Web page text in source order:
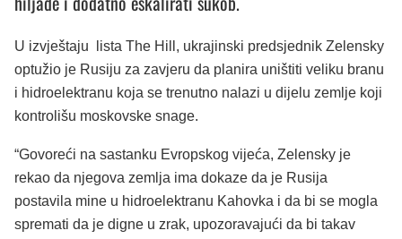
U izvještaju lista The Hill, ukrajinski predsjednik Zelensky
optužio je Rusiju za zavjeru da planira uništiti veliku branu
i hidroelektranu koja se trenutno nalazi u dijelu zemlje koji
kontrolišu moskovske snage.
“Govoreći na sastanku Evropskog vijeća, Zelensky je
rekao da njegova zemlja ima dokaze da je Rusija
postavila mine u hidroelektranu Kahovka i da bi se mogla
spremati da je digne u zrak, upozoravajući da bi takav